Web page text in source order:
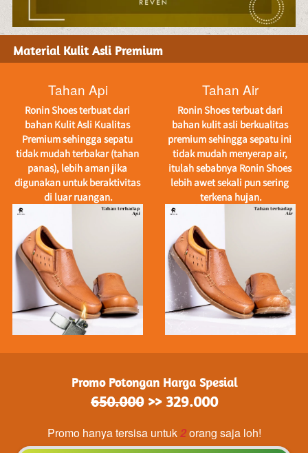
Material Kulit Asli Premium
Tahan Api
Ronin Shoes terbuat dari
bahan Kulit Asli Kualitas
Premium sehingga sepatu
tidak mudah terbakar (tahan
panas), lebih aman jika
digunakan untuk beraktivitas
di luar ruangan.
Tahan Air
Ronin Shoes terbuat dari
bahan kulit asli berkualitas
premium sehingga sepatu ini
tidak mudah menyerap air,
itulah sebabnya Ronin Shoes
lebih awet sekali pun sering
terkena hujan.
Promo Potongan Harga Spesial
650.000 >> 329.000
Promo hanya tersisa untuk 2orang saja loh!